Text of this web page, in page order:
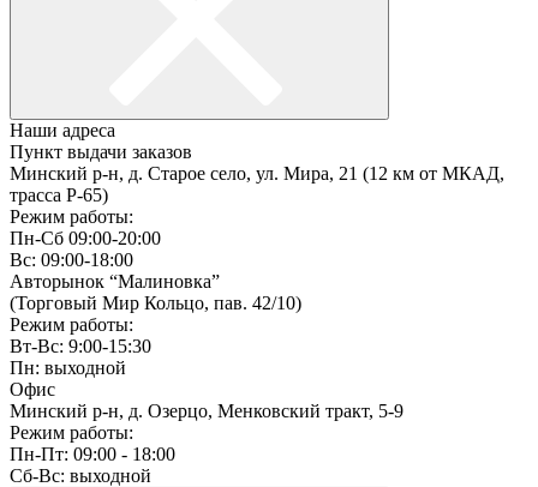
Наши адреса
Пункт выдачи заказов
Минский р-н, д. Старое село, ул. Мира, 21 (12 км от МКАД,
трасса P-65)
Режим работы:
Пн-Сб 09:00-20:00
Вс: 09:00-18:00
Авторынок “Малиновка”
(Торговый Мир Кольцо, пав. 42/10)
Режим работы:
Вт-Вс: 9:00-15:30
Пн: выходной
Офис
Минский р-н, д. Озерцо, Менковский тракт, 5-9
Режим работы:
Пн-Пт: 09:00 - 18:00
Сб-Вс: выходной